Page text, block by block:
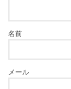
名前
メール